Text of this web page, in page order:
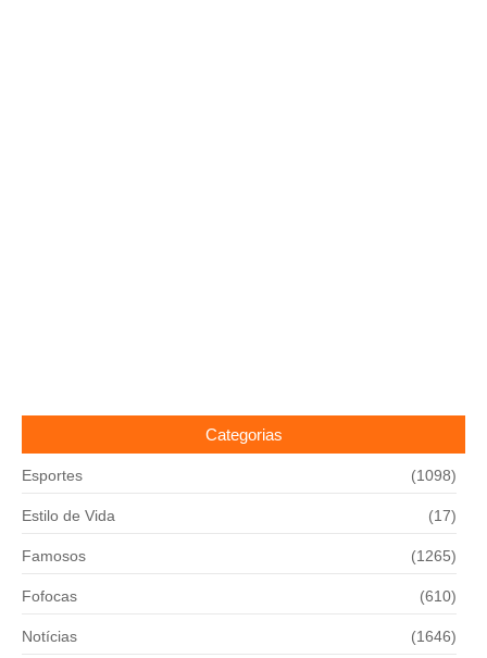
Categorias
Esportes (1098)
Estilo de Vida (17)
Famosos (1265)
Fofocas (610)
Notícias (1646)